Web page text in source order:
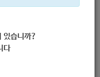
지 정보
있습니까?
다